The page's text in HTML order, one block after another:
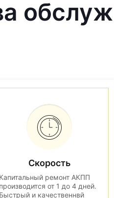
Скорость
Капитальный ремонт АКПП
производится от 1 до 4 дней.
Быстрый и качественнвй